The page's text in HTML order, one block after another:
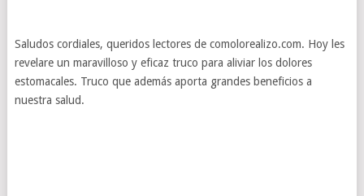
Saludos cordiales, queridos lectores de comolorealizo.com. Hoy les
revelare un maravilloso y eficaz truco para aliviar los dolores
estomacales. Truco que además aporta grandes beneficios a
nuestra salud.